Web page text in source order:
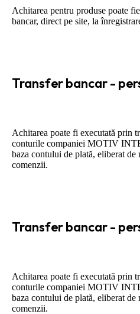
Achitarea pentru produse poate
bancar, direct pe site, la
Transfer bancar -
Achitarea poate fi executată prin
conturile companiei MOTIV
baza contului de plată, eliberat de
comenzii.
Transfer bancar -
Achitarea poate fi executată prin
conturile companiei MOTIV
baza contului de plată, eliberat de
comenzii.